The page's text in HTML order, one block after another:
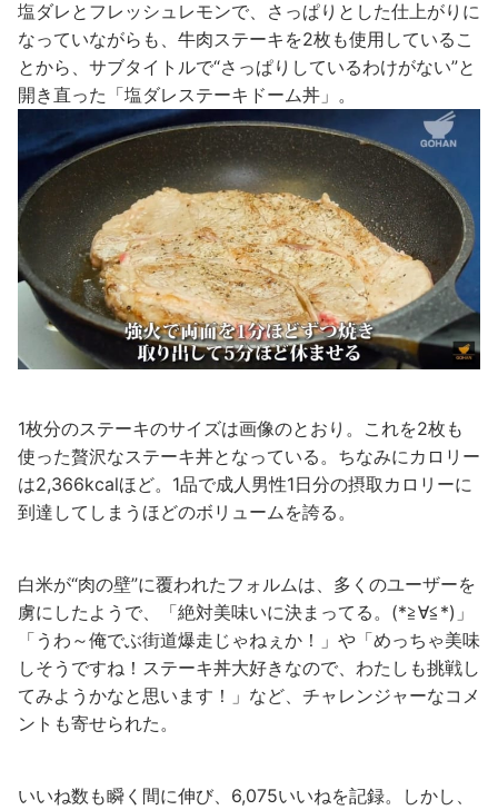
塩ダレとフレッシュレモンで、さっぱりとした仕上がりに
なっていながらも、牛肉ステーキを2枚も使用しているこ
とから、サブタイトルで“さっぱりしているわけがない”と
開き直った「塩ダレステーキドーム丼」。
1枚分のステーキのサイズは画像のとおり。これを2枚も
使った贅沢なステーキ丼となっている。ちなみにカロリー
は2,366kcalほど。1品で成人男性1日分の摂取カロリーに
到達してしまうほどのボリュームを誇る。
白米が“肉の壁”に覆われたフォルムは、多くのユーザーを
虜にしたようで、「絶対美味いに決まってる。(*≧∀≦*)」
「うわ～俺でぶ街道爆走じゃねぇか！」や「めっちゃ美味
しそうですね！ステーキ丼大好きなので、わたしも挑戦し
てみようかなと思います！」など、チャレンジャーなコメ
ントも寄せられた。
いいね数も瞬く間に伸び、6,075いいねを記録。しかし、